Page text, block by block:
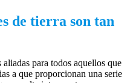
de tierra son tan
para todos aquellos que
a que proporcionan una serie